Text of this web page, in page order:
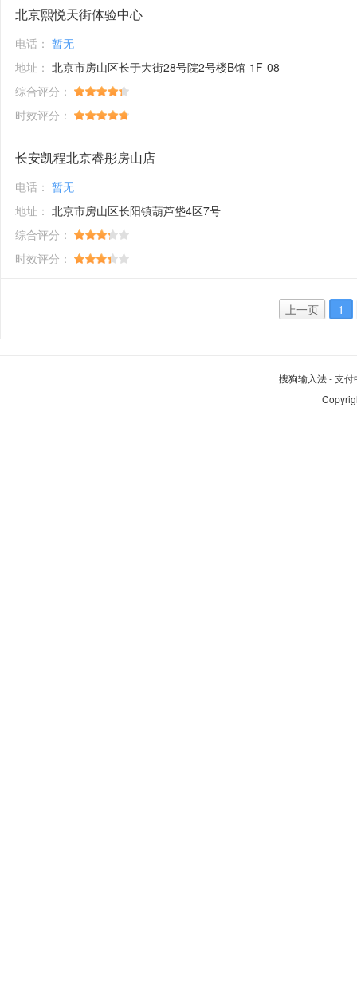
北京熙悦天街体验中心
电话： 暂无
地址： 北京市房山区长于大街28号院2号楼B馆-1F-08
综合评分：
时效评分：
长安凯程北京睿彤房山店
电话： 暂无
地址： 北京市房山区长阳镇葫芦垡4区7号
综合评分：
时效评分：
上一页 1
搜狗输入法-支付